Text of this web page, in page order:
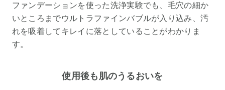
ファンデーションを使った洗浄実験でも、毛穴の細か
いところまでウルトラファインバブルが入り込み、汚
れを吸着してキレイに落としていることがわかりま
す。
使用後も肌のうるおいを